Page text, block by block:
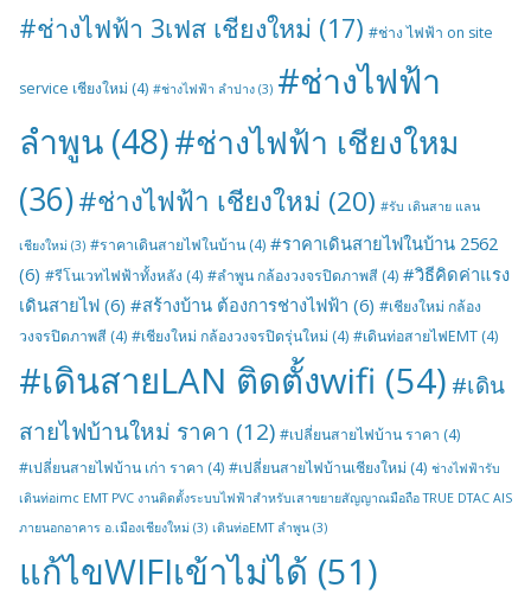
#ช่างไฟฟ้า 3เฟส เชียงใหม่ (17) #ช่าง ไฟฟ้า on site
service เชียงใหม่ (4) #ช่างไฟฟ้า ลำปาง (3) #ช่างไฟฟ้า
ลำพูน (48)#ช่างไฟฟ้า เชียงใหม
(36)#ช่างไฟฟ้า เชียงใหม่ (20) #รับ เดินสาย แลน
เชียงใหม่ (3) #ราคาเดินสายไฟในบ้าน (4) #ราคาเดินสายไฟในบ้าน 2562
(6) #รีโนเวทไฟฟ้าทั้งหลัง (4) #ลำพูน กล้องวงจรปิดภาพสี (4) #วิธีคิดค่าแรง
เดินสายไฟ (6) #สร้างบ้าน ต้องการช่างไฟฟ้า (6) #เชียงใหม่ กล้อง
วงจรปิดภาพสี (4) #เชียงใหม่ กล้องวงจรปิดรุ่นใหม่ (4) #เดินท่อสายไฟEMT (4)
#เดินสายLAN ติดตั้งwifi (54) #เดิน
สายไฟบ้านใหม่ ราคา (12) #เปลี่ยนสายไฟบ้าน ราคา (4)
#เปลี่ยนสายไฟบ้าน เก่า ราคา (4) #เปลี่ยนสายไฟบ้านเชียงใหม่ (4) ช่างไฟฟ้ารับ
เดินท่อimc EMT PVC งานติดตั้งระบบไฟฟ้าสำหรับเสาขยายสัญญาณมือถือ TRUE DTAC AIS
ภายนอกอาคาร อ.เมืองเชียงใหม่ (3) เดินท่อEMT ลำพูน (3)
แก้ไขWIFIเข้าไม่ได้ (51)